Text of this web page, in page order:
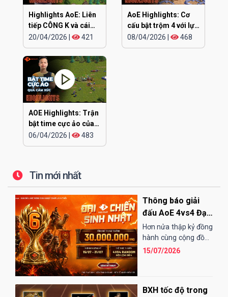
Highlights AoE: Liên
tiếp CÔNG K và cái
kết
20/04/2026 421
AoE Highlights: Cơ
cấu bật trộm 4 với lực
siêu khỏe
08/04/2026 468
AOE Highlights: Trận
bật time cực ảo của
CHIP
06/04/2026 483
Tin mới nhất
Thông báo giải
đấu AoE 4vs4 Đại
Chiến Sinh Nhật
EGOPLAY
Hơn nửa thập kỷ đồng
hành cùng cộng đồng
AoE Việt Nam,
15/07/2026
BXH tốc độ trong